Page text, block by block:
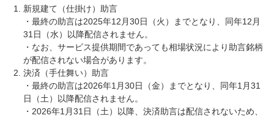
新規建て（仕掛け）助言
・最終の助言は2025年12月30日（火）までとなり、同年12月
31日（水）以降配信されません。
・なお、サービス提供期間であっても相場状況により助言銘柄
が配信されない場合があります。
決済（手仕舞い）助言
・最終の助言は2026年1月30日（金）までとなり、同年1月31
日（土）以降配信されません。
・2026年1月31日（土）以降、決済助言は配信されないため、